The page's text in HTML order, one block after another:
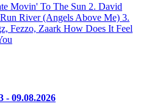
Movin' To The Sun 2. David
River (Angels Above Me) 3.
Fezzo, Zaark How Does It Feel
09.08.2026